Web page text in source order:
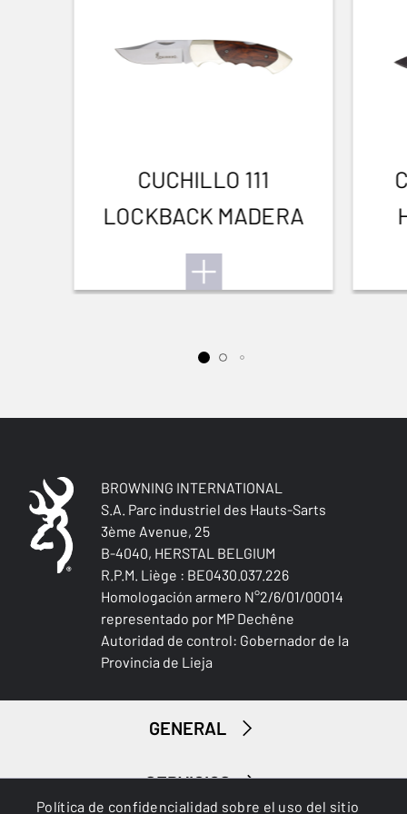
Política de confidencialidad sobre el uso del sitio
CUCHILLO 111
LOCKBACK MADERA
BROWNING INTERNATIONAL
S.A. Parc industriel des Hauts-Sarts
3ème Avenue, 25
B-4040, HERSTAL BELGIUM
R.P.M. Liège : BE0430.037.226
Homologación armero N°2/6/01/00014
representado por MP Dechêne
Autoridad de control: Gobernador de la
Provincia de Lieja
GENERAL
SERVICIOS